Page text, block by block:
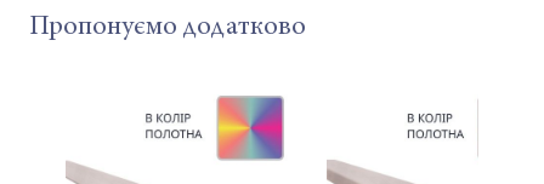
Пропонуємо додатково